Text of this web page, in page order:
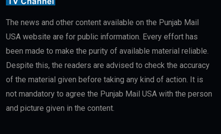
The news and other content available on the Punjab Mail
USA website are for public information. Every effort has
been made to make the purity of available material reliable.
Despite this, the readers are advised to check the accuracy
of the material given before taking any kind of action. It is
not mandatory to agree the Punjab Mail USA with the person
and picture given in the content.